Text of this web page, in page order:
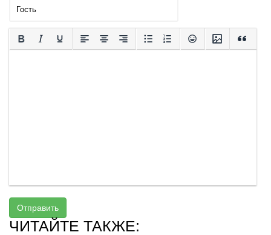
Отправить
ЧИТАЙТЕ ТАКЖЕ: